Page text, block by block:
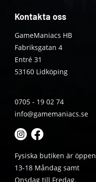
Kontakta oss
GameManiacs HB
Fabriksgatan 4
Entré 31
53160 Lidköping
0705 - 19 02 74
info@gamemaniacs.se
Fysiska butiken är öppen
13-18 Måndag samt
Onsdag till Fredag.